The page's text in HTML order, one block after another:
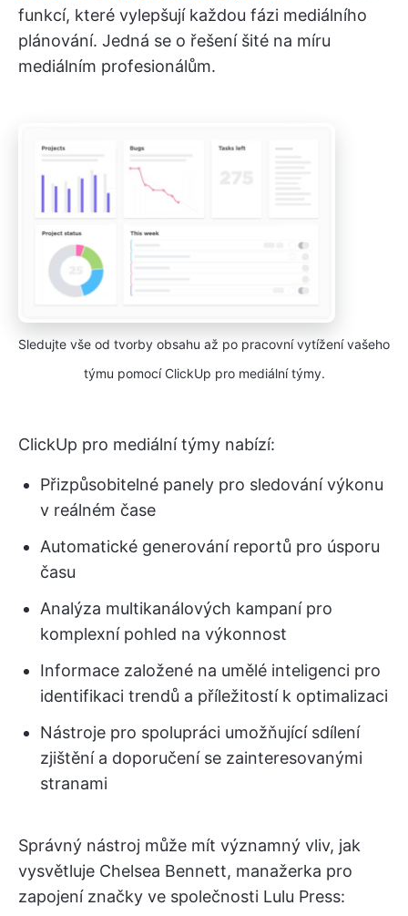
funkcí, které vylepšují každou fázi mediálního
plánování. Jedná se o řešení šité na míru
mediálním profesionálům.
Sledujte vše od tvorby obsahu až po pracovní vytížení vašeho
týmu pomocí ClickUp pro mediální týmy.
ClickUp pro mediální týmy nabízí:
Přizpůsobitelné panely pro sledování výkonu
v reálném čase
Automatické generování reportů pro úsporu
času
Analýza multikanálových kampaní pro
komplexní pohled na výkonnost
Informace založené na umělé inteligenci pro
identifikaci trendů a příležitostí k optimalizaci
Nástroje pro spolupráci umožňující sdílení
zjištění a doporučení se zainteresovanými
stranami
Správný nástroj může mít významný vliv, jak
vysvětluje Chelsea Bennett, manažerka pro
zapojení značky ve společnosti Lulu Press: